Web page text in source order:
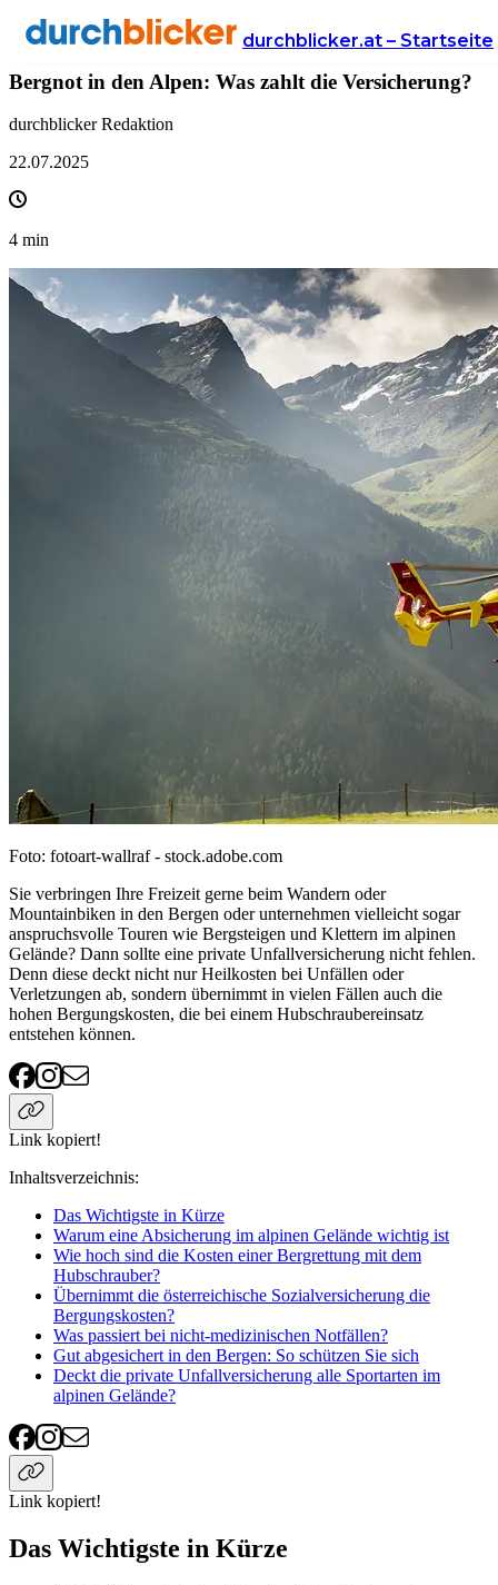
durchblicker.at – Startseite
News Versicherung unfallversicherung
Bergnot in den Alpen: Was zahlt die Versicherung?
durchblicker Redaktion
22.07.2025
4 min
Foto: fotoart-wallraf - stock.adobe.com
Sie verbringen Ihre Freizeit gerne beim Wandern oder
Mountainbiken in den Bergen oder unternehmen vielleicht sogar
anspruchsvolle Touren wie Bergsteigen und Klettern im alpinen
Gelände? Dann sollte eine private Unfallversicherung nicht fehlen.
Denn diese deckt nicht nur Heilkosten bei Unfällen oder
Verletzungen ab, sondern übernimmt in vielen Fällen auch die
hohen Bergungskosten, die bei einem Hubschraubereinsatz
entstehen können.
Link kopiert!
Inhaltsverzeichnis:
Das Wichtigste in Kürze
Warum eine Absicherung im alpinen Gelände wichtig ist
Wie hoch sind die Kosten einer Bergrettung mit dem
Hubschrauber?
Übernimmt die österreichische Sozialversicherung die
Bergungskosten?
Was passiert bei nicht-medizinischen Notfällen?
Gut abgesichert in den Bergen: So schützen Sie sich
Deckt die private Unfallversicherung alle Sportarten im
alpinen Gelände?
Link kopiert!
Das Wichtigste in Kürze